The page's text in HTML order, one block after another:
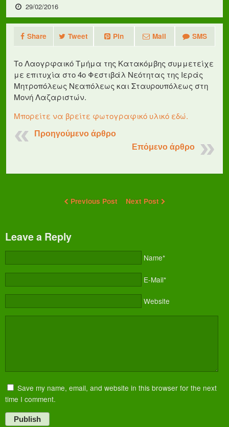
29/02/2016
Share Tweet Pin Mail SMS
Το Λαογρφαικό Τμήμα της Κατακόμβης συμμετείχε
με επιτυχία στο 4ο Φεστιβάλ Νεότητας της Ιεράς
Μητροπόλεως Νεαπόλεως και Σταυρουπόλεως στη
Μονή Λαζαριστών.
Μπορείτε να βρείτε φωτογραφικό υλικό εδώ.
Προηγούμενο άρθρο
Επόμενο άρθρο
Previous Post Next Post
Leave a Reply
Name*
E-Mail*
Website
Save my name, email, and website in this browser for the next
time I comment.
Publish